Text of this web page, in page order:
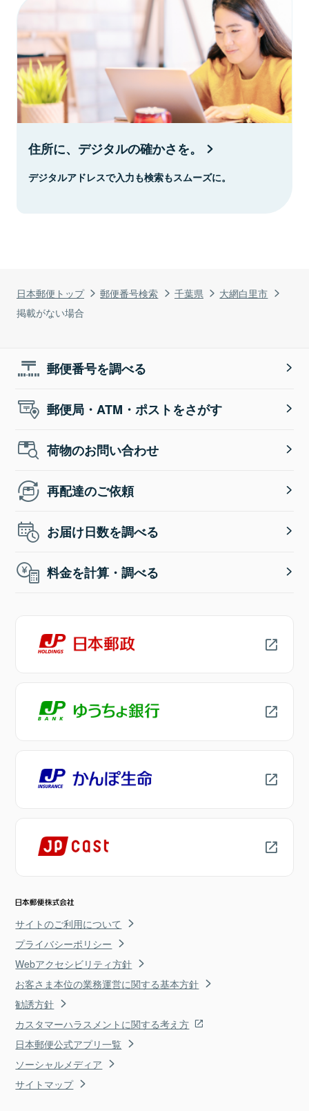
日本郵便トップ 郵便番号検索 千葉県
大網白里市
掲載がない場合
住所に、デジタルの確かさを。
デジタルアドレスで入力も検索もスムーズに。
郵便番号を調べる
郵便局・ATM・ポストをさがす
荷物のお問い合わせ
再配達のご依頼
お届け日数を調べる
料金を計算・調べる
サイトのご利用について
プライバシーポリシー
Webアクセシビリティ方針
お客さま本位の業務運営に関する基本方針
勧誘方針
カスタマーハラスメントに関する考え方
日本郵便公式アプリ一覧
ソーシャルメディア
サイトマップ